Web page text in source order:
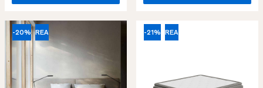
-20% REA -21% REA